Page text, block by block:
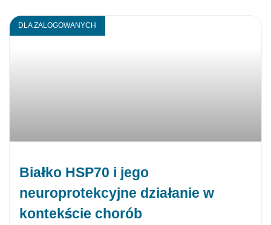
DLA ZALOGOWANYCH
Białko HSP70 i jego
neuroprotekcyjne działanie w
kontekście chorób